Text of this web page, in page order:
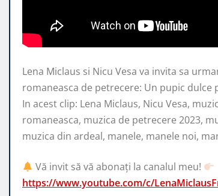
Lena Miclaus si Nicu Vesa va invita sa
romaneasca de petrecere: Un pupic dulce
In acest clip: Lena Miclaus, Nicu Vesa,
romaneasca, muzica de petrecere 2023,
muzica din ardeal, manele, manele noi,
Vă invit să vă abonați la canalul meu!
https://www.youtube.com/c/